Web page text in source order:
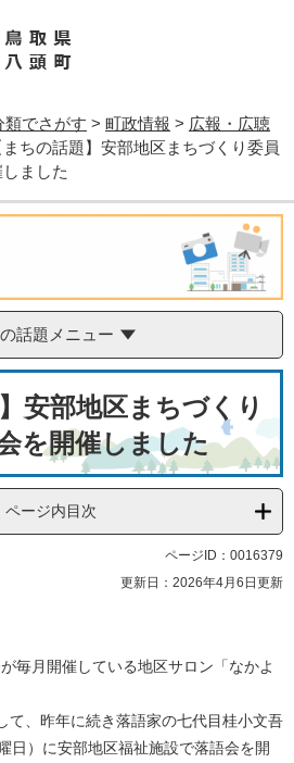
類でさがす > 町政情報 > 広報・広聴
まちの話題】安部地区まちづくり委員
ました
話題メニュー
安部地区まちづくり
を開催しました
ページ内目次
ページID：0016379
更新日：2026年4月6日更新
毎月開催している地区サロン「なかよ
て、昨年に続き落語家の七代目桂小文吾
日）に安部地区福祉施設で落語会を開